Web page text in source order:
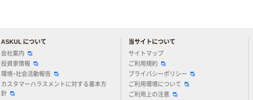
ASKUL について
会社案内
投資家情報
環境・社会活動報告
カスタマーハラスメントに対する基本方
針
当サイトについて
サイトマップ
ご利用規約
プライバシーポリシー
ご利用環境について
ご利用上の注意